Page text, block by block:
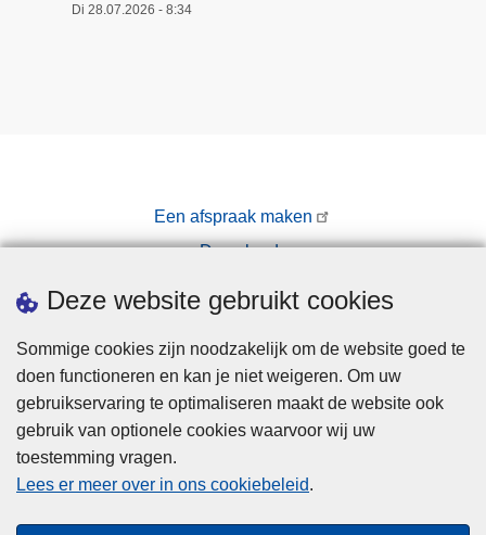
Deze website gebruikt cookies
Sommige cookies zijn noodzakelijk om de website goed te
doen functioneren en kan je niet weigeren. Om uw
gebruikservaring te optimaliseren maakt de website ook
gebruik van optionele cookies waarvoor wij uw
toestemming vragen.
Lees er meer over in ons cookiebeleid.
Di 28.07.2026 - 8:34
Een afspraak maken
Downloads
Privacy
Cookies